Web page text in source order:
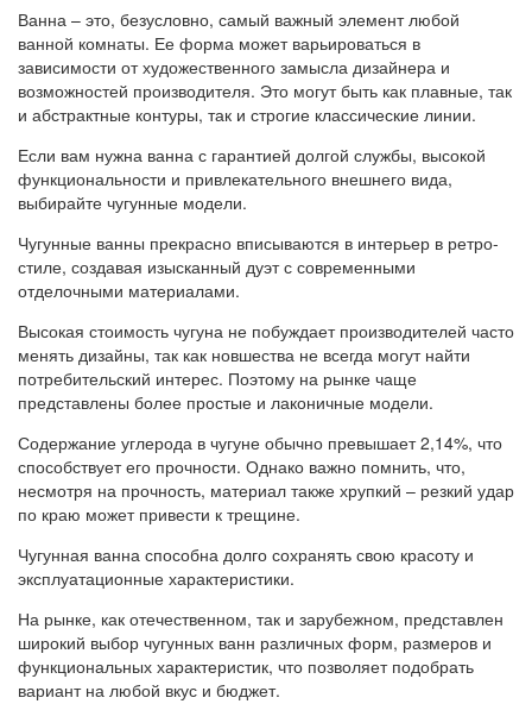
Ванна – это, безусловно, самый важный элемент любой
ванной комнаты. Ее форма может варьироваться в
зависимости от художественного замысла дизайнера и
возможностей производителя. Это могут быть как плавные, так
и абстрактные контуры, так и строгие классические линии.
Если вам нужна ванна с гарантией долгой службы, высокой
функциональности и привлекательного внешнего вида,
выбирайте чугунные модели.
Чугунные ванны прекрасно вписываются в интерьер в ретро-
стиле, создавая изысканный дуэт с современными
отделочными материалами.
Высокая стоимость чугуна не побуждает производителей часто
менять дизайны, так как новшества не всегда могут найти
потребительский интерес. Поэтому на рынке чаще
представлены более простые и лаконичные модели.
Содержание углерода в чугуне обычно превышает 2,14%, что
способствует его прочности. Однако важно помнить, что,
несмотря на прочность, материал также хрупкий – резкий удар
по краю может привести к трещине.
Чугунная ванна способна долго сохранять свою красоту и
эксплуатационные характеристики.
На рынке, как отечественном, так и зарубежном, представлен
широкий выбор чугунных ванн различных форм, размеров и
функциональных характеристик, что позволяет подобрать
вариант на любой вкус и бюджет.